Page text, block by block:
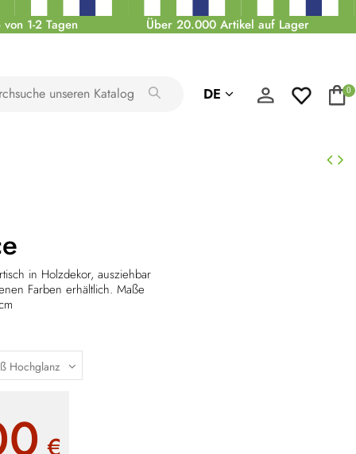
1-2 Tagen Über 20.000 Artikel auf Lager
DE 0
in Holzdekor, ausziehbar
Farben erhältlich. Maße